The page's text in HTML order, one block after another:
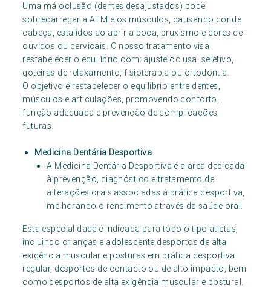
Uma má oclusão (dentes desajustados) pode
sobrecarregar a ATM e os músculos, causando dor de
cabeça, estalidos ao abrir a boca, bruxismo e dores de
ouvidos ou cervicais. O nosso tratamento visa
restabelecer o equilíbrio com: ajuste oclusal seletivo,
goteiras de relaxamento, fisioterapia ou ortodontia.
O objetivo é restabelecer o equilíbrio entre dentes,
músculos e articulações, promovendo conforto,
função adequada e prevenção de complicações
futuras.
Medicina Dentária Desportiva
A Medicina Dentária Desportiva é a área dedicada
à prevenção, diagnóstico e tratamento de
alterações orais associadas à prática desportiva,
melhorando o rendimento através da saúde oral.
Esta especialidade é indicada para todo o tipo atletas,
incluindo crianças e adolescente desportos de alta
exigência muscular e posturas em prática desportiva
regular, desportos de contacto ou de alto impacto, bem
como desportos de alta exigência muscular e postural.